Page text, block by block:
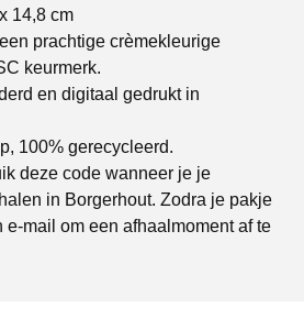
14,8 cm
prachtige crèmekleurige
keurmerk.
en digitaal gedrukt in
100% gerecycleerd.
deze code wanneer je je
in Borgerhout. Zodra je pakje
e-mail om een afhaalmoment af te